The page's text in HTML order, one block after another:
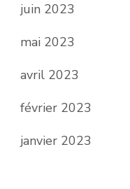
juin 2023
mai 2023
avril 2023
février 2023
janvier 2023